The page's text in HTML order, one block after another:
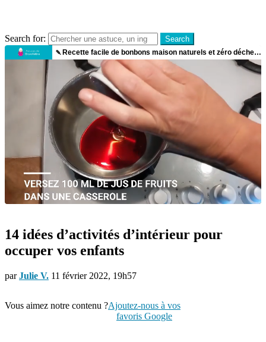
Search for:
Search
14 idées d’activités d’intérieur pour
occuper vos enfants
par Julie V. 11 février 2022, 19h57
Vous aimez notre contenu ?Ajoutez-nous à vos
favoris Google